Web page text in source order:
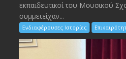
εκπαιδευτικοί του Μουσικού
συμμετείχαν...
Ενδιαφέρουσες Ιστορίες